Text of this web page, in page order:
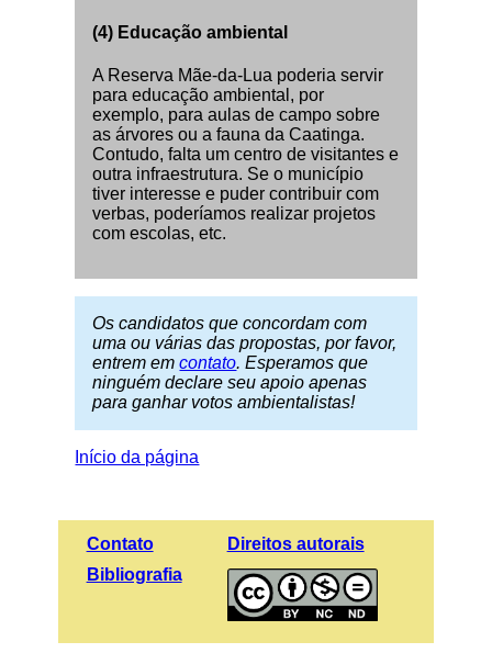
(4) Educação ambiental
A Reserva Mãe-da-Lua poderia servir
para educação ambiental, por
exemplo, para aulas de campo sobre
as árvores ou a fauna da Caatinga.
Contudo, falta um centro de visitantes e
outra infraestrutura. Se o município
tiver interesse e puder contribuir com
verbas, poderíamos realizar projetos
com escolas, etc.
Os candidatos que concordam com
uma ou várias das propostas, por favor,
entrem emcontato. Esperamos que
ninguém declare seu apoio apenas
para ganhar votos ambientalistas!
Início da página
Contato
Bibliografia
Direitos autorais